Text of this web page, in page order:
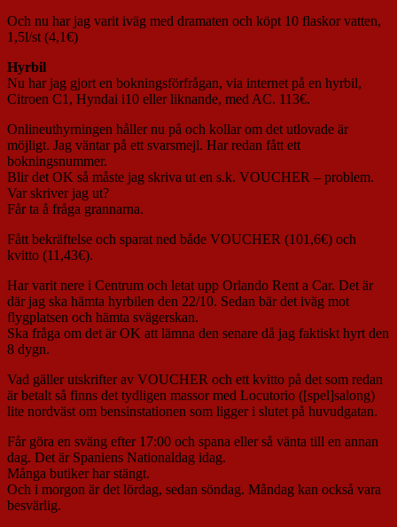
Och nu har jag varit iväg med dramaten och köpt 10 flaskor vatten,
1,5l/st (4,1€)
Hyrbil
Nu har jag gjort en bokningsförfrågan, via internet på en hyrbil,
Citroen C1, Hyndai i10 eller liknande, med AC. 113€.
Onlineuthyrningen håller nu på och kollar om det utlovade är
möjligt. Jag väntar på ett svarsmejl. Har redan fått ett
bokningsnummer.
Blir det OK så måste jag skriva ut en s.k. VOUCHER – problem.
Var skriver jag ut?
Får ta å fråga grannarna.
Fått bekräftelse och sparat ned både VOUCHER (101,6€) och
kvitto (11,43€).
Har varit nere i Centrum och letat upp Orlando Rent a Car. Det är
där jag ska hämta hyrbilen den 22/10. Sedan bär det iväg mot
flygplatsen och hämta svägerskan.
Ska fråga om det är OK att lämna den senare då jag faktiskt hyrt den
8 dygn.
Vad gäller utskrifter av VOUCHER och ett kvitto på det som redan
är betalt så finns det tydligen massor med Locutorio ([spel]salong)
lite nordväst om bensinstationen som ligger i slutet på huvudgatan.
Får göra en sväng efter 17:00 och spana eller så vänta till en annan
dag. Det är Spaniens Nationaldag idag.
Många butiker har stängt.
Och i morgon är det lördag, sedan söndag. Måndag kan också vara
besvärlig.